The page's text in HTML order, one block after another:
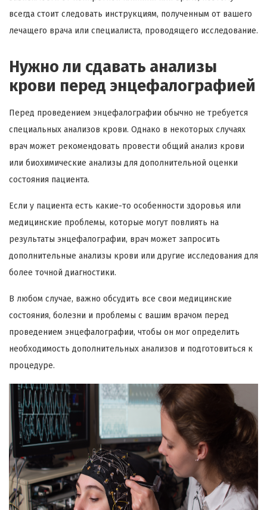
всегда стоит следовать инструкциям, полученным от вашего
лечащего врача или специалиста, проводящего исследование.
Нужно ли сдавать анализы
крови перед энцефалографией
Перед проведением энцефалографии обычно не требуется
специальных анализов крови. Однако в некоторых случаях
врач может рекомендовать провести общий анализ крови
или биохимические анализы для дополнительной оценки
состояния пациента.
Если у пациента есть какие-то особенности здоровья или
медицинские проблемы, которые могут повлиять на
результаты энцефалографии, врач может запросить
дополнительные анализы крови или другие исследования для
более точной диагностики.
В любом случае, важно обсудить все свои медицинские
состояния, болезни и проблемы с вашим врачом перед
проведением энцефалографии, чтобы он мог определить
необходимость дополнительных анализов и подготовиться к
процедуре.